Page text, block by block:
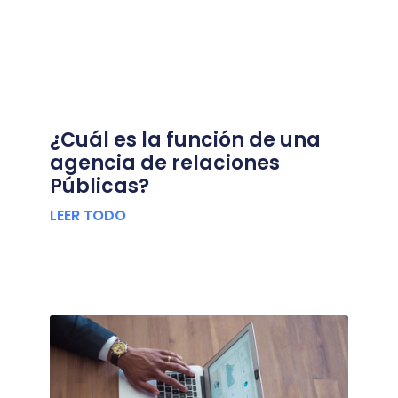
¿Cuál es la función de una
agencia de relaciones
Públicas?
LEER TODO